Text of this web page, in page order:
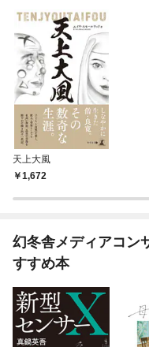
天上大風
1,672
幻冬舎メディアコン
すすめ本